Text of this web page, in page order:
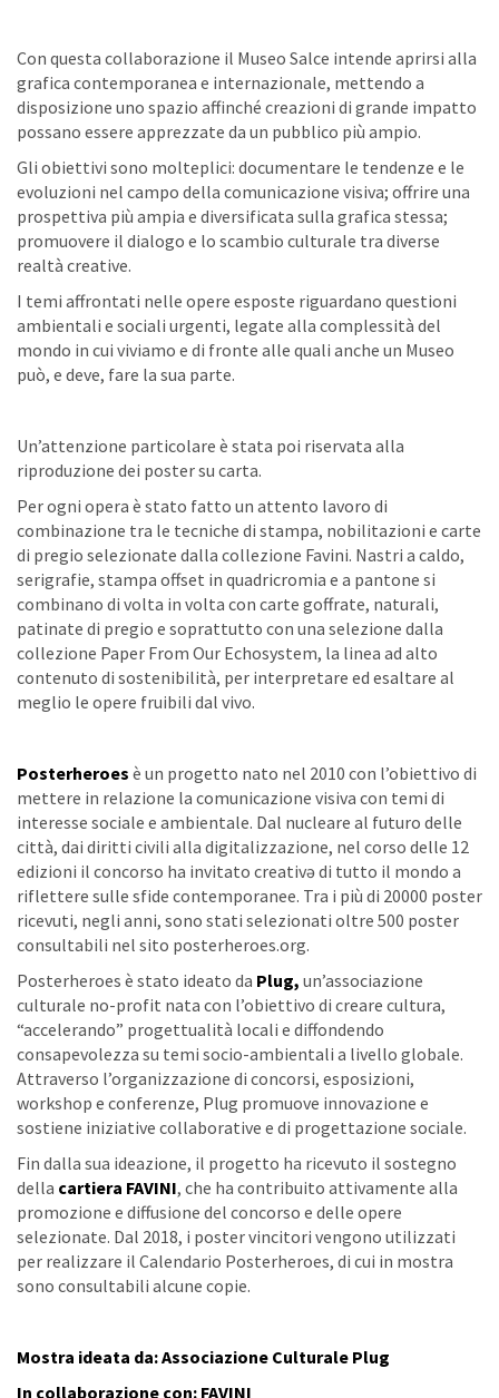
Con questa collaborazione il Museo Salce intende aprirsi alla
grafica contemporanea e internazionale, mettendo a
disposizione uno spazio affinché creazioni di grande impatto
possano essere apprezzate da un pubblico più ampio.
Gli obiettivi sono molteplici: documentare le tendenze e le
evoluzioni nel campo della comunicazione visiva; offrire una
prospettiva più ampia e diversificata sulla grafica stessa;
promuovere il dialogo e lo scambio culturale tra diverse
realtà creative.
I temi affrontati nelle opere esposte riguardano questioni
ambientali e sociali urgenti, legate alla complessità del
mondo in cui viviamo e di fronte alle quali anche un Museo
può, e deve, fare la sua parte.
Un’attenzione particolare è stata poi riservata alla
riproduzione dei poster su carta.
Per ogni opera è stato fatto un attento lavoro di
combinazione tra le tecniche di stampa, nobilitazioni e carte
di pregio selezionate dalla collezione Favini. Nastri a caldo,
serigrafie, stampa offset in quadricromia e a pantone si
combinano di volta in volta con carte goffrate, naturali,
patinate di pregio e soprattutto con una selezione dalla
collezione Paper From Our Echosystem, la linea ad alto
contenuto di sostenibilità, per interpretare ed esaltare al
meglio le opere fruibili dal vivo.
Posterheroes è un progetto nato nel 2010 con l’obiettivo di
mettere in relazione la comunicazione visiva con temi di
interesse sociale e ambientale. Dal nucleare al futuro delle
città, dai diritti civili alla digitalizzazione, nel corso delle 12
edizioni il concorso ha invitato creativə di tutto il mondo a
riflettere sulle sfide contemporanee. Tra i più di 20000 poster
ricevuti, negli anni, sono stati selezionati oltre 500 poster
consultabili nel sito posterheroes.org.
Posterheroes è stato ideato da Plug, un’associazione
culturale no-profit nata con l’obiettivo di creare cultura,
“accelerando” progettualità locali e diffondendo
consapevolezza su temi socio-ambientali a livello globale.
Attraverso l’organizzazione di concorsi, esposizioni,
workshop e conferenze, Plug promuove innovazione e
sostiene iniziative collaborative e di progettazione sociale.
Fin dalla sua ideazione, il progetto ha ricevuto il sostegno
della cartiera FAVINI, che ha contribuito attivamente alla
promozione e diffusione del concorso e delle opere
selezionate. Dal 2018, i poster vincitori vengono utilizzati
per realizzare il Calendario Posterheroes, di cui in mostra
sono consultabili alcune copie.
Mostra ideata da: Associazione Culturale Plug
In collaborazione con: FAVINI